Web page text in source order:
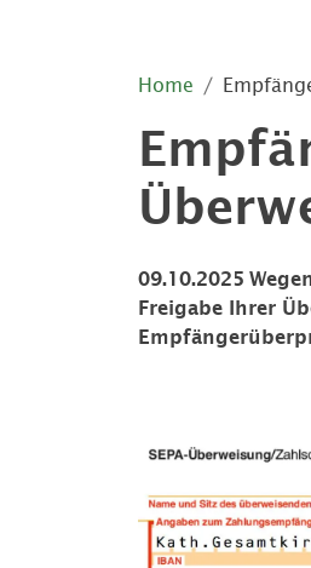
Home
09.10.2025
Freigabe Ihrer